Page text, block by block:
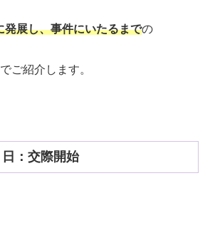
発展し、事件にいたるまでの
ご紹介します。
：交際開始